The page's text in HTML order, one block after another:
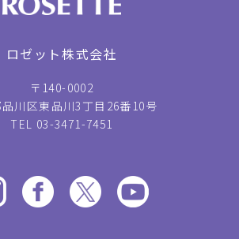
ロゼット株式会社
〒140-0002
川区東品川3丁目26番10号
TEL 03-3471-7451